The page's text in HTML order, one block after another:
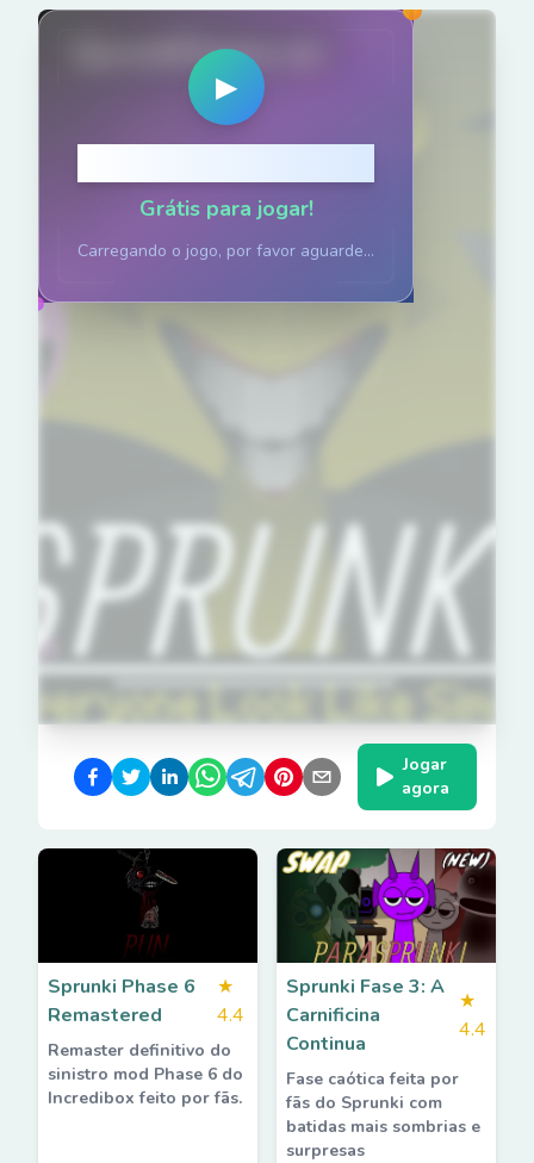
SprunkiPhases.net
▶
Grátis para jogar!
Carregando o jogo, por favor aguarde...
Jogar
agora
Sprunki Phase 6
Remastered
★
4.4
Remaster definitivo do
sinistro mod Phase 6 do
Incredibox feito por fãs.
Sprunki Fase 3: A
Carnificina
Continua
★
4.4
Fase caótica feita por
fãs do Sprunki com
batidas mais sombrias e
surpresas